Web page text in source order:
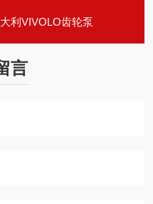
利VIVOLO齿轮泵
言